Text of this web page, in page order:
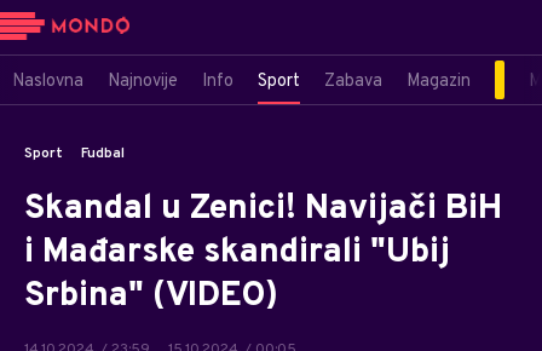
Naslovna Najnovije Info Sport Zabava Magazin
Sport Fudbal
Skandal u Zenici! Navijači BiH
i Mađarske skandirali "Ubij
Srbina" (VIDEO)